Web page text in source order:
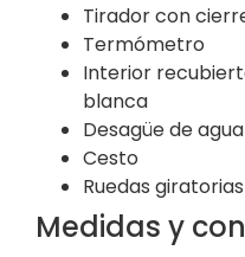
Tirador con
Termómetro
Interior
blanca
Desagüe de
Cesto
Ruedas
Medidas y